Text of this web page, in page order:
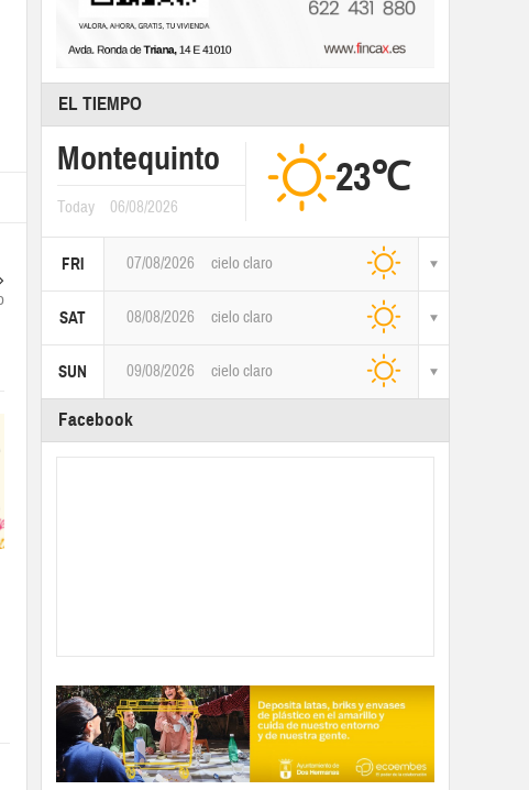
EL TIEMPO
Montequinto
Today 06/08/2026
23℃
FRI 07/08/2026 cielo claro
SAT 08/08/2026 cielo claro
SUN 09/08/2026 cielo claro
Facebook